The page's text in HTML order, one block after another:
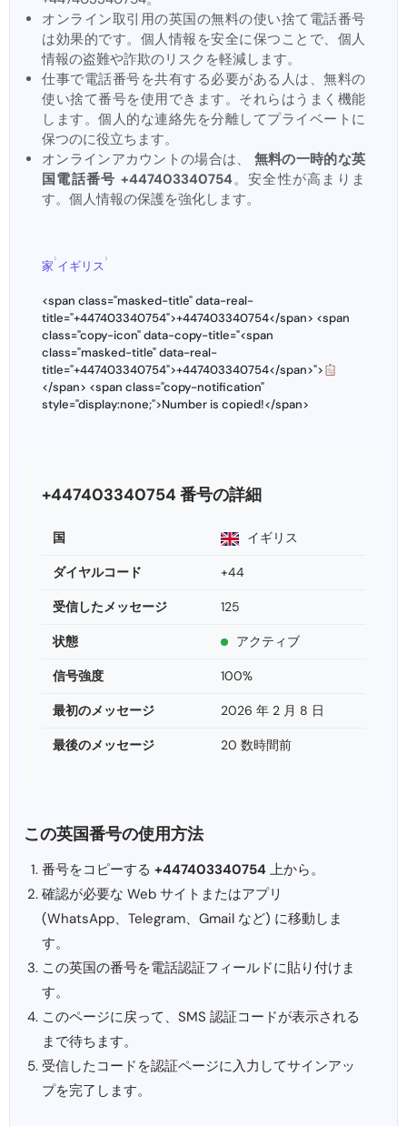
オンライン取引用の英国の無料の使い捨て電話番号
は効果的です。個人情報を安全に保つことで、個人
情報の盗難や詐欺のリスクを軽減します。
仕事で電話番号を共有する必要がある人は、無料の
使い捨て番号を使用できます。それらはうまく機能
します。個人的な連絡先を分離してプライベートに
保つのに役立ちます。
オンラインアカウントの場合は、 無料の一時的な英
国電話番号 +447403340754。安全性が高まりま
す。個人情報の保護を強化します。
家
›
イギリス
›
<span class="masked-title" data-real-
title="+447403340754">+447403340754</span> <span
class="copy-icon" data-copy-title="<span
class="masked-title" data-real-
title="+447403340754">+447403340754</span>">
</span> <span class="copy-notification"
style="display:none;">Number is copied!</span>
+447403340754 番号の詳細
国 イギリス
ダイヤルコード +44
受信したメッセージ 125
状態 アクティブ
信号強度 100%
最初のメッセージ 2026 年 2 月 8 日
最後のメッセージ 20 数時間前
この英国番号の使用方法
番号をコピーする +447403340754 上から。
確認が必要な Web サイトまたはアプリ
(WhatsApp、Telegram、Gmail など) に移動しま
す。
この英国の番号を電話認証フィールドに貼り付けま
す。
このページに戻って、SMS 認証コードが表示される
まで待ちます。
受信したコードを認証ページに入力してサインアッ
プを完了します。